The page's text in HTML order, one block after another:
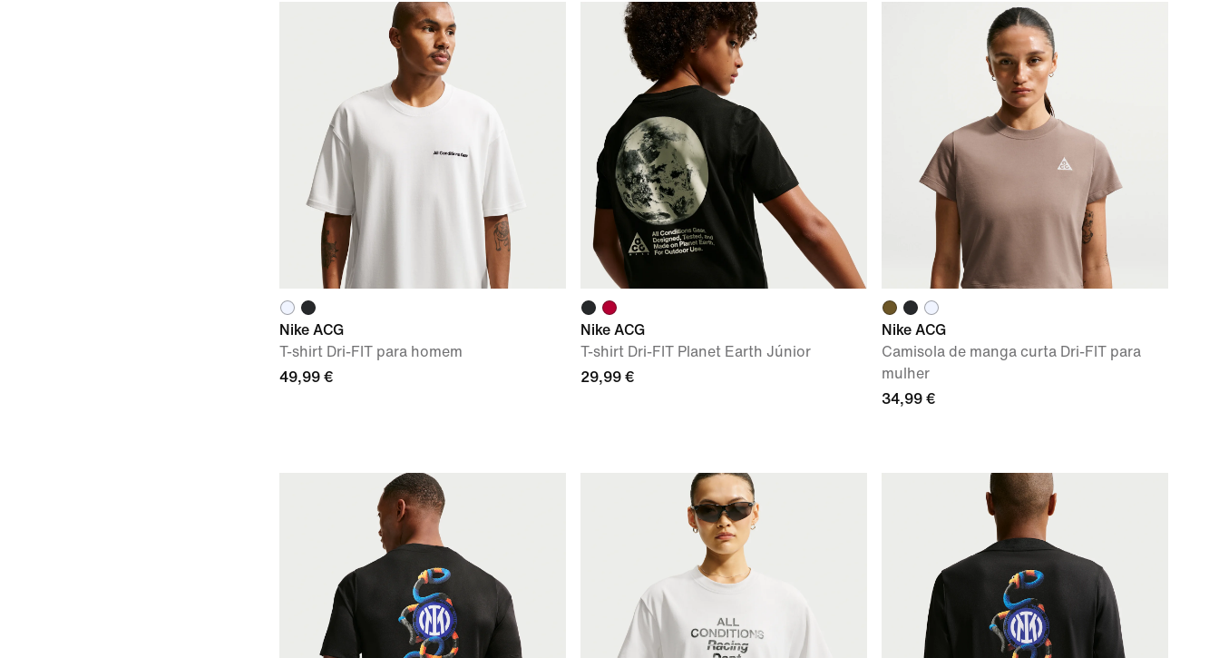
Nike ACG
T-shirt Dri-FIT para homem
49,99 €
Nike ACG
T-shirt Dri-FIT Planet Earth Júnior
29,99 €
Nike ACG
Camisola de manga curta Dri-FIT para
mulher
34,99 €